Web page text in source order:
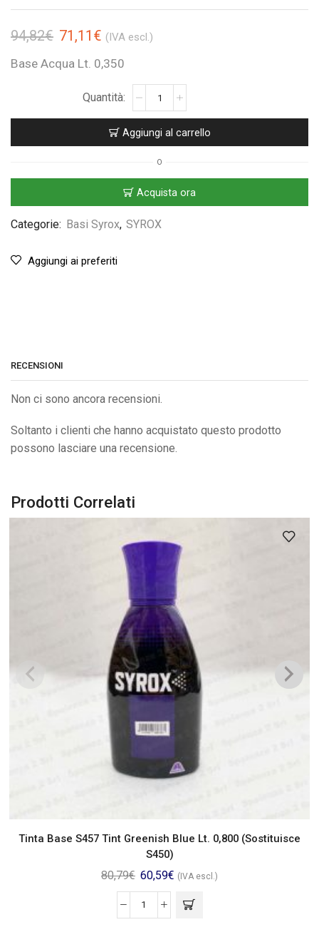
94,82€ 71,11 € (IVA escl.)
Base Acqua Lt. 0,350
Aggiungi al carrello
O
Acquista ora
Categorie: Basi Syrox, SYROX
Aggiungi ai preferiti
RECENSIONI
Non ci sono ancora recensioni.
Soltanto i clienti che hanno acquistato questo prodotto
possono lasciare una recensione.
Prodotti Correlati
Tinta Base S457 Tint Greenish Blue Lt. 0,800 (Sostituisce
S450)
80,79€ 60,59€ (IVA escl.)